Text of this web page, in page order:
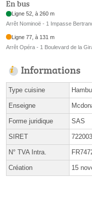
En bus
Ligne 52, à 260 m
Arrêt Nominoë - 1 Impasse
Ligne 77, à 131 m
Arrêt Opéra - 1 Boulevard de la
Informations
Type cuisine
Enseigne
Forme juridique SAS
SIRET
N° TVA Intra.
Création 15